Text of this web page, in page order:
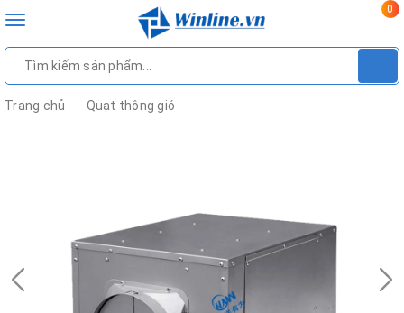
Toggle
0
Trang chủ Quạt thông gió